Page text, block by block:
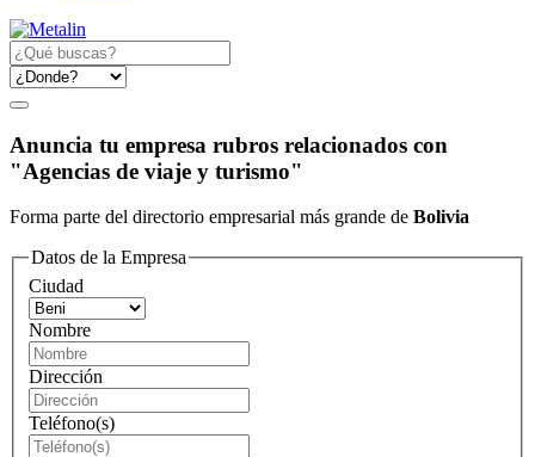
Anuncia tu empresa rubros relacionados con
"Agencias de viaje y turismo"
Forma parte del directorio empresarial más grande de Bolivia
Datos de la Empresa
Ciudad
Nombre
Dirección
Teléfono(s)